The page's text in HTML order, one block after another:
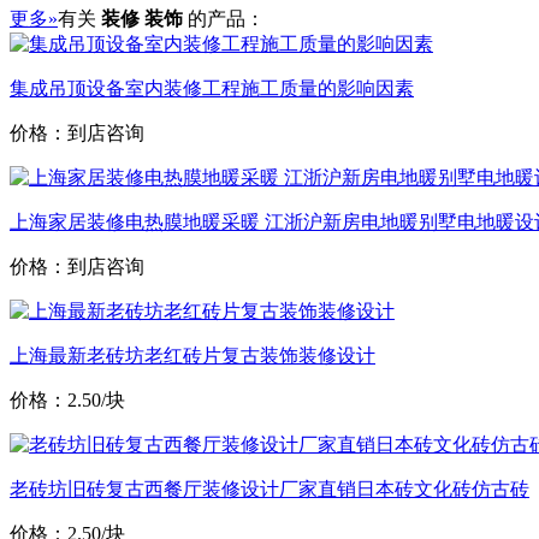
更多»有关 装修 装饰 的产品：
集成吊顶设备室内装修工程施工质量的影响因素
价格：到店咨询
上海家居装修电热膜地暖采暖 江浙沪新房电地暖别墅电地暖设
价格：到店咨询
上海最新老砖坊老红砖片复古装饰装修设计
价格：2.50/块
老砖坊旧砖复古西餐厅装修设计厂家直销日本砖文化砖仿古砖
价格：2.50/块